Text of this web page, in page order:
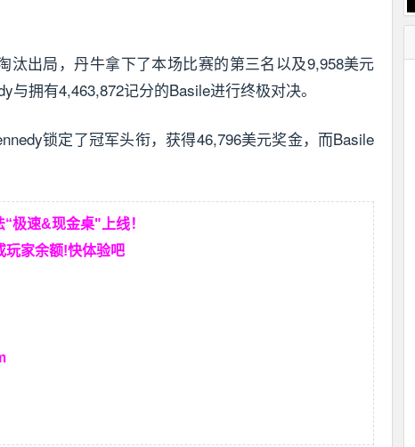
汰出局，丹牛拿下了本场比赛的第三名以及9,958美元
拥有4,463,872记分的Basile进行终极对决。
锁定了冠军头衔，获得46,796美元奖金，而Basile
极速&现金桌"上线！
玩家余额!快体验吧